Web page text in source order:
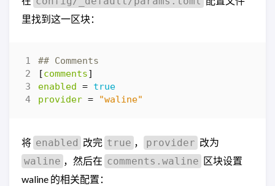
里找到这一区块：
## Comments
[comments]
enabled
= true
provider = "waline"
将 enabled 改完 true ， provider 改为
waline ，然后在 comments.waline 区块设置
waline 的相关配置：